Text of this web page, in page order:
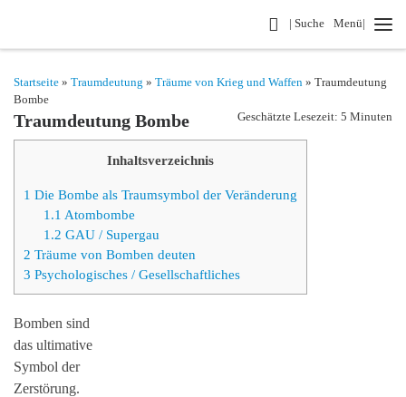
| SucheSearch
Menü|
Startseite » Traumdeutung » Träume von Krieg und Waffen » Traumdeutung
Bombe
Geschätzte Lesezeit: 5 Minuten
Traumdeutung Bombe
Inhaltsverzeichnis
1 Die Bombe als Traumsymbol der Veränderung
1.1 Atombombe
1.2 GAU / Supergau
2 Träume von Bomben deuten
3 Psychologisches / Gesellschaftliches
Bomben sind
das ultimative
Symbol der
Zerstörung.